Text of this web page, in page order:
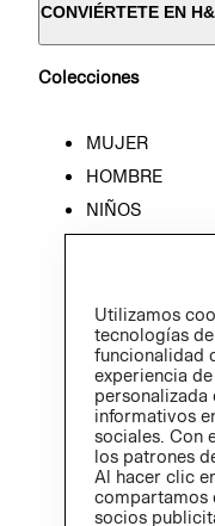
CONVIÉRTETE EN
Colecciones
MUJER
HOMBRE
NIÑOS
Utilizamos
tecnologías
funcionalidad
experiencia
personalizada
informativos
sociales. Con
los patrones
Al hacer clic
compartamos
socios